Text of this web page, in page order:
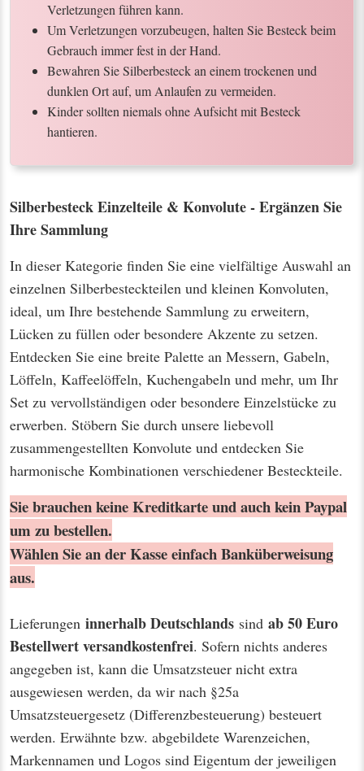
Verletzungen führen kann.
Um Verletzungen vorzubeugen, halten Sie Besteck beim
Gebrauch immer fest in der Hand.
Bewahren Sie Silberbesteck an einem trockenen und
dunklen Ort auf, um Anlaufen zu vermeiden.
Kinder sollten niemals ohne Aufsicht mit Besteck
hantieren.
Silberbesteck Einzelteile & Konvolute - Ergänzen Sie
Ihre Sammlung
In dieser Kategorie finden Sie eine vielfältige Auswahl an
einzelnen Silberbesteckteilen und kleinen Konvoluten,
ideal, um Ihre bestehende Sammlung zu erweitern,
Lücken zu füllen oder besondere Akzente zu setzen.
Entdecken Sie eine breite Palette an Messern, Gabeln,
Löffeln, Kaffeelöffeln, Kuchengabeln und mehr, um Ihr
Set zu vervollständigen oder besondere Einzelstücke zu
erwerben. Stöbern Sie durch unsere liebevoll
zusammengestellten Konvolute und entdecken Sie
harmonische Kombinationen verschiedener Besteckteile.
Sie brauchen keine Kreditkarte und auch kein Paypal
um zu bestellen.
Wählen Sie an der Kasse einfach Banküberweisung
aus.
Lieferungen innerhalb Deutschlands sind ab 50 Euro
Bestellwertversandkostenfrei. Sofern nichts anderes
angegeben ist, kann die Umsatzsteuer nicht extra
ausgewiesen werden, da wir nach §25a
Umsatzsteuergesetz (Differenzbesteuerung) besteuert
werden. Erwähnte bzw. abgebildete Warenzeichen,
Markennamen und Logos sind Eigentum der jeweiligen